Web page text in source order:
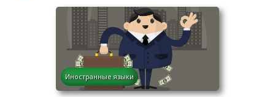
Иностранные языки